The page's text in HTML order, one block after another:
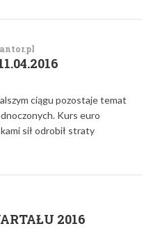
ciągu pozostaje temat
Kurs euro
sił odrobił straty
2016